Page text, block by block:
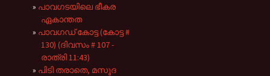
പാവഗടയിലെ ഭീകര
ഏകാന്തത
പാവഗഡ് കോട്ട (കോട്ട #
130) (ദിവസം # 107 -
രാത്രി 11:43)
പിടി തരാതെ, മസൂദ